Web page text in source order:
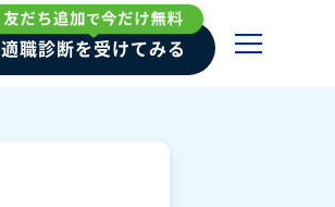
適職診断を受けてみる